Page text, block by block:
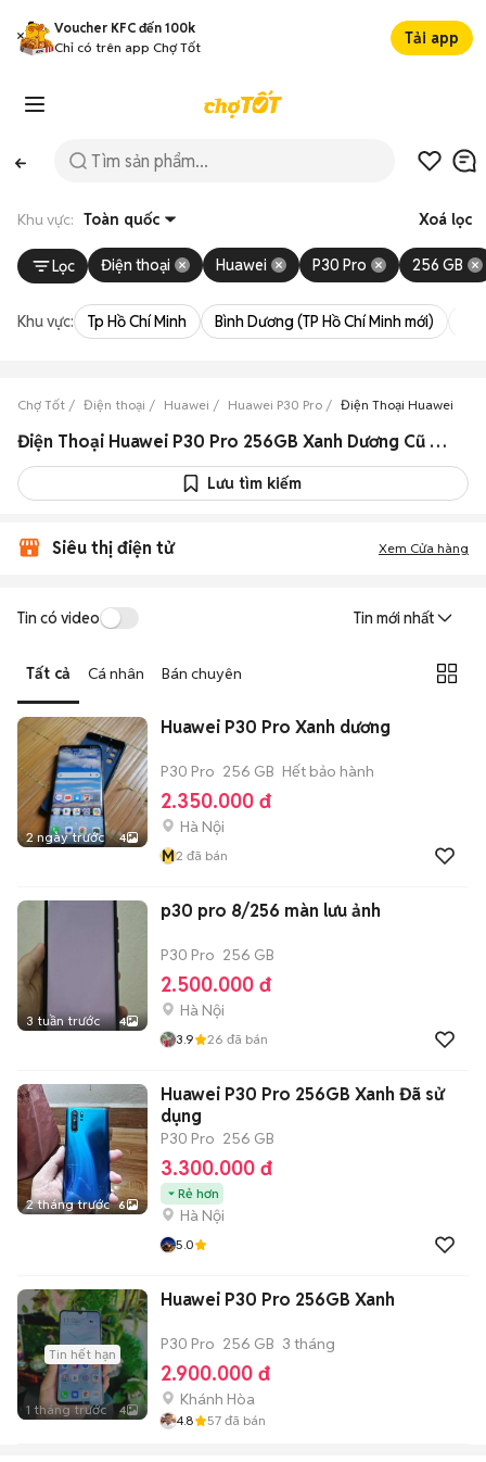
Voucher KFC đến 100k
Chỉ có trên app Chợ Tốt
Tải app
Khu vực: Toàn quốc Xoá lọc
Lọc Điện thoại Huawei P30 Pro 256 GB
Khu vực: Tp Hồ Chí Minh Bình Dương (TP Hồ Chí Minh mới)
Chợ Tốt Điện thoại Huawei Huawei P30 Pro Điện Thoại Huawei P30
Điện Thoại Huawei P30 Pro 256GB Xanh Dương Cũ & Mới Giá Siêu Rẻ
Lưu tìm kiếm
Siêu thị điện tử Xem Cửa hàng
Tin có video Tin mới nhất
Tất cả Cá nhân Bán chuyên
2 ngày trước 4
Huawei P30 Pro Xanh dương
P30 Pro 256 GB Hết bảo hành
2.350.000 đ
Hà Nội
M2 đã bán
3 tuần trước 4
p30 pro 8/256 màn lưu ảnh
P30 Pro 256 GB
2.500.000 đ
Hà Nội
3.9 26 đã bán
2 tháng trước 6
Huawei P30 Pro 256GB Xanh Đã sử
dụng
P30 Pro 256 GB
3.300.000 đ
Rẻ hơn
Hà Nội
5.0
Tin hết hạn
1 tháng trước 4
Huawei P30 Pro 256GB Xanh
P30 Pro 256 GB 3 tháng
2.900.000 đ
Khánh Hòa
4.8 57 đã bán